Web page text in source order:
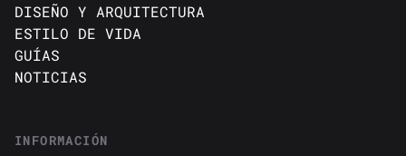
DISEÑO Y ARQUITECTURA
ESTILO DE VIDA
GUÍAS
NOTICIAS
INFORMACIÓN